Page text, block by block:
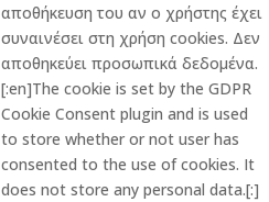
αποθήκευση του αν ο χρήστης έχει
συναινέσει στη χρήση cookies. Δεν
αποθηκεύει προσωπικά δεδομένα.
[:en]The cookie is set by the GDPR
Cookie Consent plugin and is used
to store whether or not user has
consented to the use of cookies. It
does not store any personal data.[:]